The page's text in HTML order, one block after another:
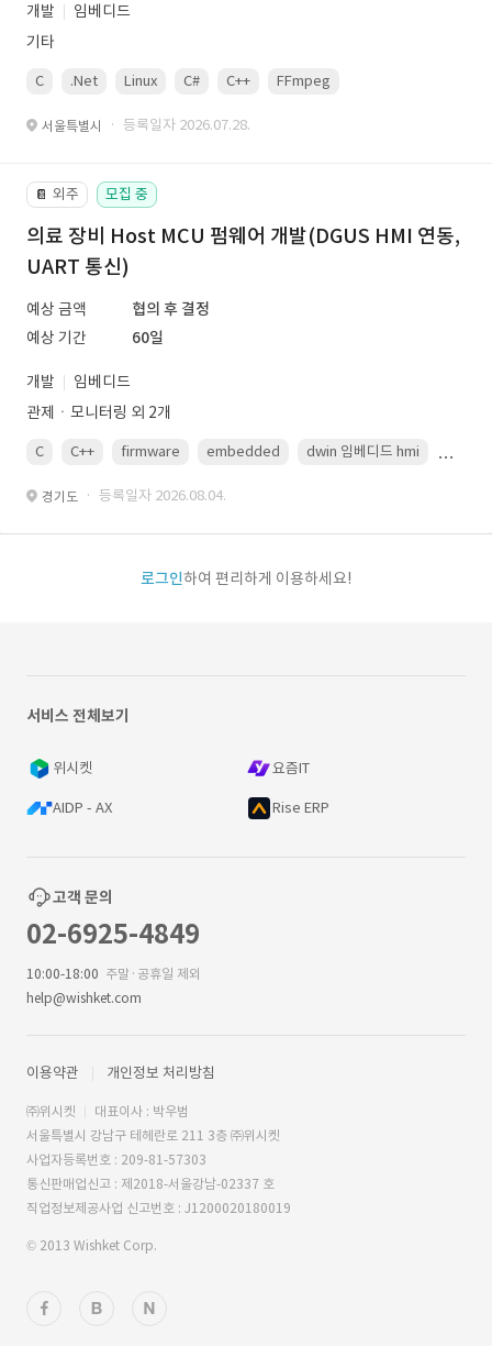
개발
임베디드
기타
C .Net Linux C# C++ FFmpeg
서울특별시 · 등록일자 2026.07.28.
📔 외주 모집 중
의료 장비 Host MCU 펌웨어 개발(DGUS HMI 연동,
UART 통신)
예상 금액
협의 후 결정
예상 기간
60일
개발
임베디드
관제ㆍ모니터링 외 2개
C C++ firmware embedded dwin 임베디드 hmi
경기도 · 등록일자 2026.08.04.
로그인하여 편리하게 이용하세요!
서비스 전체보기
위시켓 요즘IT
AIDP - AX Rise ERP
고객 문의
02-6925-4849
10:00-18:00 주말·공휴일 제외
help@wishket.com
이용약관 개인정보 처리방침
㈜위시켓
대표이사 : 박우범
서울특별시 강남구 테헤란로 211 3층 ㈜위시켓
사업자등록번호 : 209-81-57303
통신판매업신고 : 제2018-서울강남-02337 호
직업정보제공사업 신고번호 : J1200020180019
© 2013 Wishket Corp.